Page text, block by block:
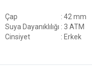
Çap
: 42 mm
Suya Dayanıklılığı : 3 ATM
Cinsiyet
: Erkek